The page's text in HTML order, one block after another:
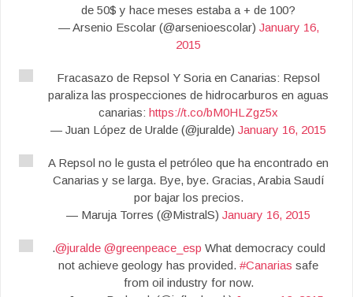
de 50$ y hace meses estaba a + de 100?
— Arsenio Escolar (@arsenioescolar) January 16,
2015
Fracasazo de Repsol Y Soria en Canarias: Repsol
paraliza las prospecciones de hidrocarburos en aguas
canarias: https://t.co/bM0HLZgz5x
— Juan López de Uralde (@juralde) January 16, 2015
A Repsol no le gusta el petróleo que ha encontrado en
Canarias y se larga. Bye, bye. Gracias, Arabia Saudí
por bajar los precios.
— Maruja Torres (@MistralS) January 16, 2015
.@juralde @greenpeace_esp What democracy could
not achieve geology has provided. #Canarias safe
from oil industry for now.